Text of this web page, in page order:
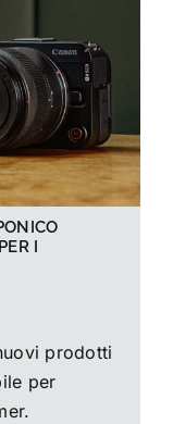
I
prodotti
per